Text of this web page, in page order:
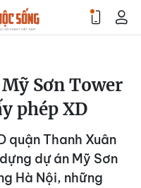
Sơn Tower
phép XD
quận Thanh Xuân
dự án Mỹ Sơn
Hà Nội, những